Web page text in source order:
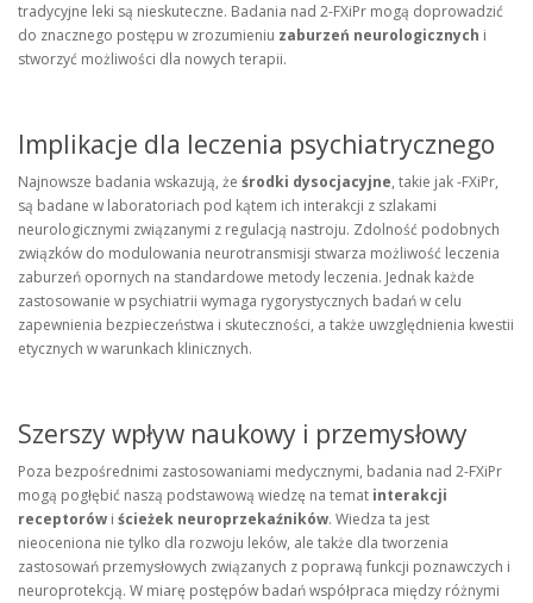
tradycyjne leki są nieskuteczne. Badania nad 2-FXiPr mogą doprowadzić
do znacznego postępu w zrozumieniu zaburzeń neurologicznych i
stworzyć możliwości dla nowych terapii.
Implikacje dla leczenia psychiatrycznego
Najnowsze badania wskazują, że środki dysocjacyjne, takie jak -FXiPr,
są badane w laboratoriach pod kątem ich interakcji z szlakami
neurologicznymi związanymi z regulacją nastroju. Zdolność podobnych
związków do modulowania neurotransmisji stwarza możliwość leczenia
zaburzeń opornych na standardowe metody leczenia. Jednak każde
zastosowanie w psychiatrii wymaga rygorystycznych badań w celu
zapewnienia bezpieczeństwa i skuteczności, a także uwzględnienia kwestii
etycznych w warunkach klinicznych.
Szerszy wpływ naukowy i przemysłowy
Poza bezpośrednimi zastosowaniami medycznymi, badania nad 2-FXiPr
mogą pogłębić naszą podstawową wiedzę na temat interakcji
receptorów i ścieżek neuroprzekaźników. Wiedza ta jest
nieoceniona nie tylko dla rozwoju leków, ale także dla tworzenia
zastosowań przemysłowych związanych z poprawą funkcji poznawczych i
neuroprotekcją. W miarę postępów badań współpraca między różnymi